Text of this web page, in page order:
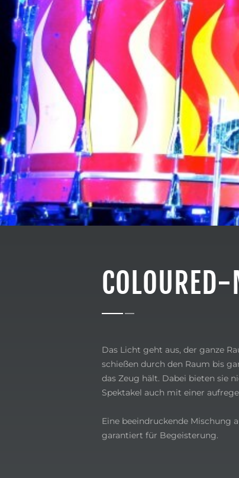
Das Licht geht aus, der ganze
schießen durch den Raum bis
das Zeug hält. Dabei bieten sie
Spektakel auch mit einer
Eine beeindruckende Mischung
garantiert für Begeisterung.